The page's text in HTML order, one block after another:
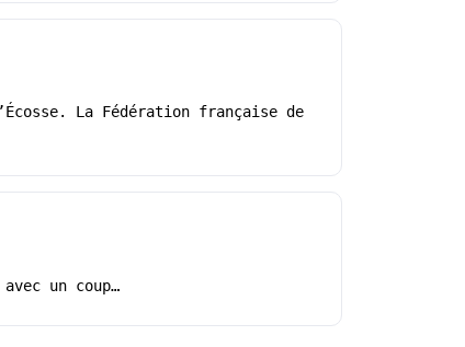
La Fédération française de
un coup…